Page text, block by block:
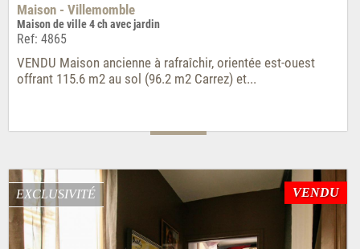
Maison - Villemomble
Maison de ville 4 ch avec jardin
Ref: 4865
VENDU Maison ancienne à rafraîchir, orientée est-ouest
offrant 115.6 m2 au sol (96.2 m2 Carrez) et...
VENDU
EXCLUSIVITÉ